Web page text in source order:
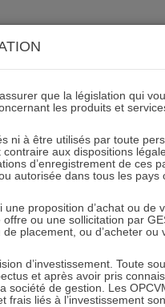
2
que la législation qui
les produits et
ni à être utilisés par toute
aux dispositions
d’enregistrement de ces
autorisée dans tous les pays
proposition d’achat ou de
ou une sollicitation par
placement, ou d’acheter ou
d’investissement. Toute
et après avoir pris
société de gestion. Les
liés à l’investissement